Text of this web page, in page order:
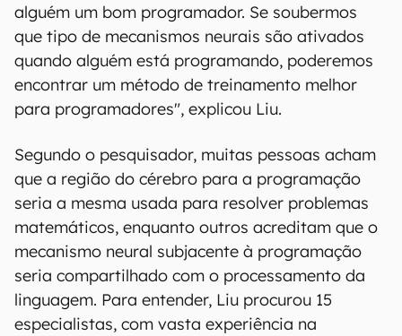
alguém um bom programador. Se soubermos
que tipo de mecanismos neurais são ativados
quando alguém está programando, poderemos
encontrar um método de treinamento melhor
para programadores", explicou Liu.
Segundo o pesquisador, muitas pessoas acham
que a região do cérebro para a programação
seria a mesma usada para resolver problemas
matemáticos, enquanto outros acreditam que o
mecanismo neural subjacente à programação
seria compartilhado com o processamento da
linguagem. Para entender, Liu procurou 15
especialistas, com vasta experiência na